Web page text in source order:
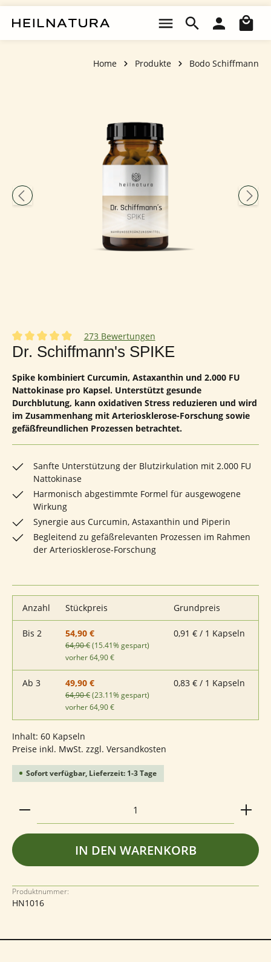
Home Produkte Bodo Schiffmann
Durchschnittliche Bewertung von 4.92 von 5 Sternen
273 Bewertungen
Dr. Schiffmann's SPIKE
Spike kombiniert Curcumin, Astaxanthin und 2.000 FU
Nattokinase pro Kapsel. Unterstützt gesunde
Durchblutung, kann oxidativen Stress reduzieren und wird
im Zusammenhang mit Arteriosklerose-Forschung sowie
gefäßfreundlichen Prozessen betrachtet.
Sanfte Unterstützung der Blutzirkulation mit 2.000 FU
Nattokinase
Harmonisch abgestimmte Formel für ausgewogene
Wirkung
Synergie aus Curcumin, Astaxanthin und Piperin
Begleitend zu gefäßrelevanten Prozessen im Rahmen
der Arteriosklerose-Forschung
Anzahl Stückpreis Grundpreis
Bis 2 54,90 €
64,90 €(15.41% gespart)
vorher 64,90 €
0,91 € / 1 Kapseln
Ab 3 49,90 €
64,90 €(23.11% gespart)
vorher 64,90 €
0,83 € / 1 Kapseln
Inhalt: 60 Kapseln
Preise inkl. MwSt. zzgl. Versandkosten
Sofort verfügbar, Lieferzeit: 1-3 Tage
Produkt Anzahl: Gib den gewünschten Wert ein
IN DEN WARENKORB
Produktnummer:
HN1016